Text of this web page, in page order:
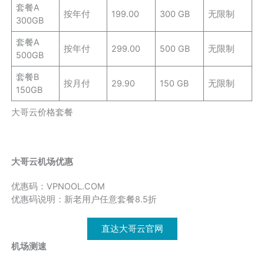
套餐A
300GB
按年付 199.00 300 GB 无限制
套餐A
500GB
按年付 299.00 500 GB 无限制
套餐B
150GB
按月付 29.90 150 GB 无限制
大哥云价格套餐
大哥云机场优惠
优惠码：VPNOOL.COM
优惠码说明：新老用户任意套餐8.5折
直达大哥云官网
机场测速